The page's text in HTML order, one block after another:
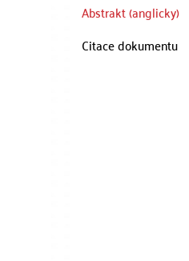
Abstrakt (anglicky)
Citace dokumentu